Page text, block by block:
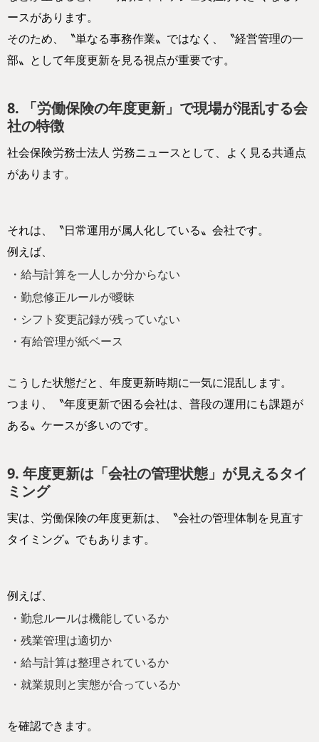
ースがあります。
そのため、〝単なる事務作業〟ではなく、〝経営管理の一
部〟として年度更新を見る視点が重要です。
8. 「労働保険の年度更新」で現場が混乱する会
社の特徴
社会保険労務士法人 労務ニュースとして、よく見る共通点
があります。
それは、〝日常運用が属人化している〟会社です。
例えば、
・給与計算を一人しか分からない
・勤怠修正ルールが曖昧
・シフト変更記録が残っていない
・有給管理が紙ベース
こうした状態だと、年度更新時期に一気に混乱します。
つまり、〝年度更新で困る会社は、普段の運用にも課題が
ある〟ケースが多いのです。
9. 年度更新は「会社の管理状態」が見えるタイ
ミング
実は、労働保険の年度更新は、〝会社の管理体制を見直す
タイミング〟でもあります。
例えば、
・勤怠ルールは機能しているか
・残業管理は適切か
・給与計算は整理されているか
・就業規則と実態が合っているか
を確認できます。